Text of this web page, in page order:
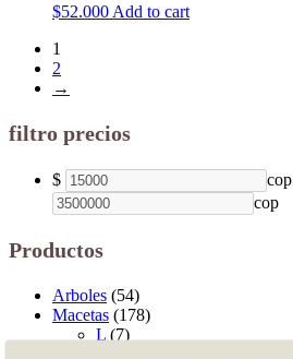
$52.000 Add to cart
1
2
→
filtro precios
$ cop
cop
Productos
Arboles (54)
Macetas (178)
L (7)